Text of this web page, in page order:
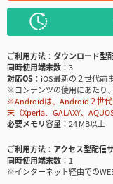
ご利用方法
ダウンロード型
同時使用端末数
3
対応OS
iOS最新の２世代前
※コンテンツの使用にあたり
※Androidは、Android２世代
末（Xperia、GALAXY、
必要メモリ容量
24 MB以上
ご利用方法
アクセス型配信
同時使用端末数
1
※インターネット経由での